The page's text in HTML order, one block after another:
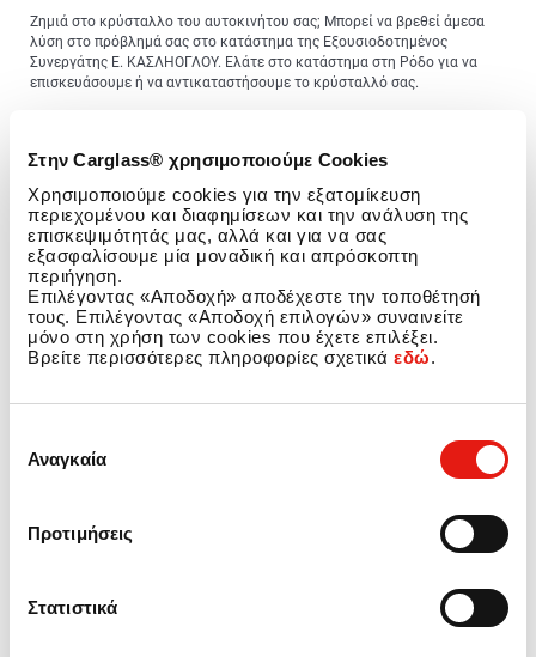
Στην Carglass® χρησιμοποιούμε Cookies
Χρησιμοποιούμε cookies για την εξατομίκευση
περιεχομένου και διαφημίσεων και την ανάλυση της
επισκεψιμότητάς μας, αλλά και για να σας
εξασφαλίσουμε μία μοναδική και απρόσκοπτη
περιήγηση.
Επιλέγοντας «Αποδοχή» αποδέχεστε την τοποθέτησή
τους. Επιλέγοντας «Αποδοχή επιλογών» συναινείτε
μόνο στη χρήση των cookies που έχετε επιλέξει.
Βρείτε περισσότερες πληροφορίες σχετικά εδώ.
συγκατάθεσης
Αναγκαία
Προτιμήσεις
Στατιστικά
Ζημιά στο κρύσταλλο του αυτοκινήτου σας; Μπορεί να βρεθεί άμεσα
λύση στο πρόβλημά σας στο κατάστημα της Εξουσιοδοτημένος
Συνεργάτης Ε. ΚΑΣΛΗΟΓΛΟΥ. Ελάτε στο κατάστημα στη Ρόδο για να
επισκευάσουμε ή να αντικαταστήσουμε το κρύσταλλό σας.
Συνεργάτης Ε. ΚΑΣΛΗΟΓΛΟΥ επισκευάζει και
αντικαθιστά παρμπρίζ
Οποιαδήποτε ζημιά κρυστάλλου ανεξάρτητα από το είδος του
κρυστάλλου, το μοντέλο ή τη μάρκα του αυτοκινήτου, μπορεί να
επισκευαστεί ή να αντικατασταθεί. Χρειάζεται το παρμπρίζ σας
επισκευή ή αντικατάσταση; Κλείστε ένα ραντεβού στην
Εξουσιοδοτημένος Συνεργάτης Ε. ΚΑΣΛΗΟΓΛΟΥ!